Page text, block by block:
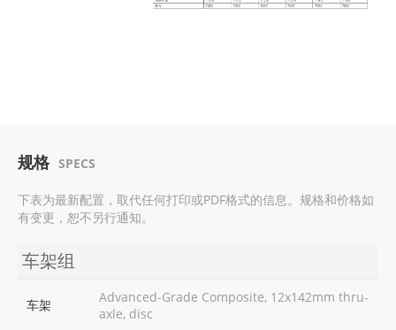
规格 SPECS
下表为最新配置，取代任何打印或PDF格式的信息。规格和价格如
有变更，恕不另行通知。
车架组
车架
Advanced-Grade Composite, 12x142mm thru-
axle, disc